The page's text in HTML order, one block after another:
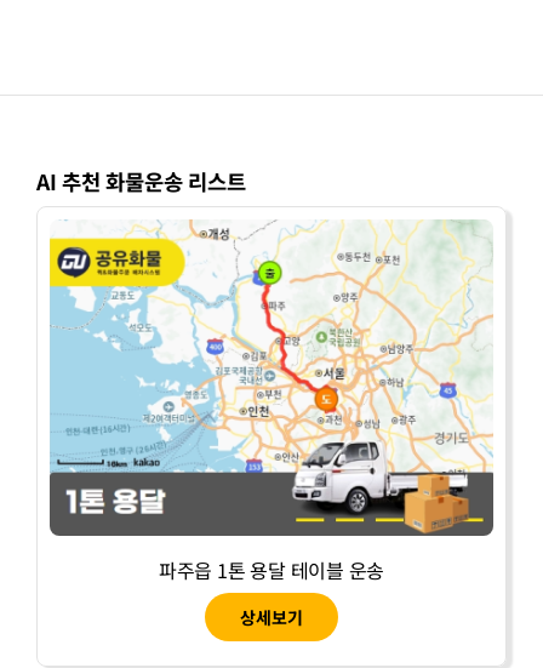
AI 추천 화물운송 리스트
파주읍 1톤 용달 테이블 운송
상세보기